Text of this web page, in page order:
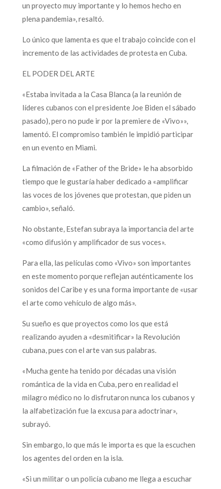
un proyecto muy importante y lo hemos hecho en
plena pandemia», resaltó.
Lo único que lamenta es que el trabajo coincide con el
incremento de las actividades de protesta en Cuba.
EL PODER DEL ARTE
«Estaba invitada a la Casa Blanca (a la reunión de
líderes cubanos con el presidente Joe Biden el sábado
pasado), pero no pude ir por la premiere de «Vivo»»,
lamentó. El compromiso también le impidió participar
en un evento en Miami.
La filmación de «Father of the Bride» le ha absorbido
tiempo que le gustaría haber dedicado a «amplificar
las voces de los jóvenes que protestan, que piden un
cambio», señaló.
No obstante, Estefan subraya la importancia del arte
«como difusión y amplificador de sus voces».
Para ella, las películas como «Vivo» son importantes
en este momento porque reflejan auténticamente los
sonidos del Caribe y es una forma importante de «usar
el arte como vehículo de algo más».
Su sueño es que proyectos como los que está
realizando ayuden a «desmitificar» la Revolución
cubana, pues con el arte van sus palabras.
«Mucha gente ha tenido por décadas una visión
romántica de la vida en Cuba, pero en realidad el
milagro médico no lo disfrutaron nunca los cubanos y
la alfabetización fue la excusa para adoctrinar»,
subrayó.
Sin embargo, lo que más le importa es que la escuchen
los agentes del orden en la isla.
«Si un militar o un policía cubano me llega a escuchar